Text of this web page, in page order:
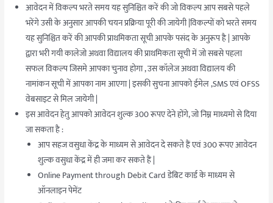
आवेदन में विकल्प भरते समय यह सुनिश्चित करें की जो विकल्प आप सबसे पहले
भरेंगे उसी के अनुसार आपकी चयन प्रक्रिया पूरी की जायेगी |विकल्पों को भरते समय
यह सुनिश्चित करें की आपकी प्राथमिकता सूची आपके पसंद के अनुरूप है | आपके
द्वारा भरी गयी कालेजो अथवा विद्यालय की प्राथमिकता सूची में जो सबसे पहला
सफल विकल्प जिसमे आपका चुनाव होगा , उस कॉलेज अथवा विद्यालय की
नामांकन सूची में आपका नाम आएगा | इसकी सुचना आपको ईमेल ,SMS एवं OFSS
वेबसाइट से मिल जायेगी |
इस आवेदन हेतु आपको आवेदन शुल्क300 रूपए देने होंगे, जो निम्न माध्यमो से दिया
जा सकता है :
आप सहज वसुधा केंद्र के माध्यम से आवेदन दे सकते हैं एवं300 रूपए आवेदन
शुल्क वसुधा केंद्र में ही जमा कर सकते हैं |
Online Payment through Debit Card डेबिट कार्ड के माध्यम से
ऑनलाइन पेमेंट